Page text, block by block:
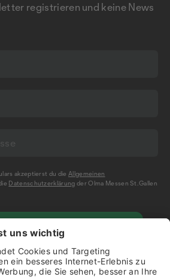
registrieren und keine News
akzeptierst du dieAllgemeinen
Datenschutzerklärung der Olma Messen St.Gallen